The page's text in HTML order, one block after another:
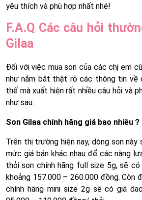
yêu thích và phù hợp nhất nhé!
F.A.Q Các câu hỏi
Gilaa
Đối với việc mua son của các chị em
như nắm bắt thật rõ các thông tin về
thế mà xuất hiện rất nhiều câu hỏi và
như sau:
Son Gilaa chính hãng giá bao nhiêu？
Trên thị trường hiện nay, dòng son này
mức giá bán khác nhau để các nàng
thỏi son chính hãng full size 5g, sẽ
khoảng 157.000 – 260.000 đồng. Còn
chính hãng mini size 2g sẽ có giá